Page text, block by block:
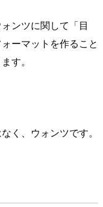
ンツに関して「目
ーマットを作ること
す。
く、ウォンツです。